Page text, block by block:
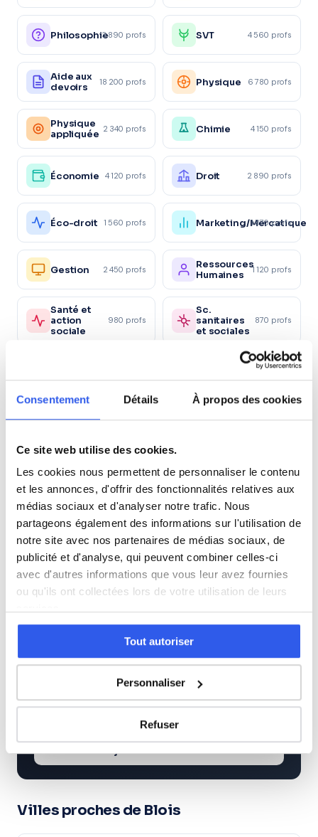
Consentement Détails À propos des cookies
Ce site web utilise des cookies.
Les cookies nous permettent de personnaliser le contenu
et les annonces, d'offrir des fonctionnalités relatives aux
médias sociaux et d'analyser notre trafic. Nous
partageons également des informations sur l'utilisation de
notre site avec nos partenaires de médias sociaux, de
publicité et d'analyse, qui peuvent combiner celles-ci
avec d'autres informations que vous leur avez fournies
ou qu'ils ont collectées lors de votre utilisation de leurs
Tout autoriser
Personnaliser
Refuser
Philosophie3 890 profs SVT 4 560 profs
Aide aux
devoirs
18 200 profs Physique 6 780 profs
Physique
appliquée 2 340 profs Chimie 4 150 profs
Économie 4 120 profs Droit 2 890 profs
Éco-droit 1 560 profs Marketing/Mercatique
1 870 profs
Gestion 2 450 profs
Ressources
Humaines
1 120 profs
Santé et
action
sociale
980 profs
Sc.
sanitaires
et sociales
870 profs
Tous les niveaux en Action commerciale
Première (Lycée)
Terminale (Lycée)
Études supérieures (Supérieur & Adultes)
⭐
258+ familles accompagnées à Blois
intervient à domicile à Blois et alentours.
Rejoindre ces familles →
Villes proches de Blois